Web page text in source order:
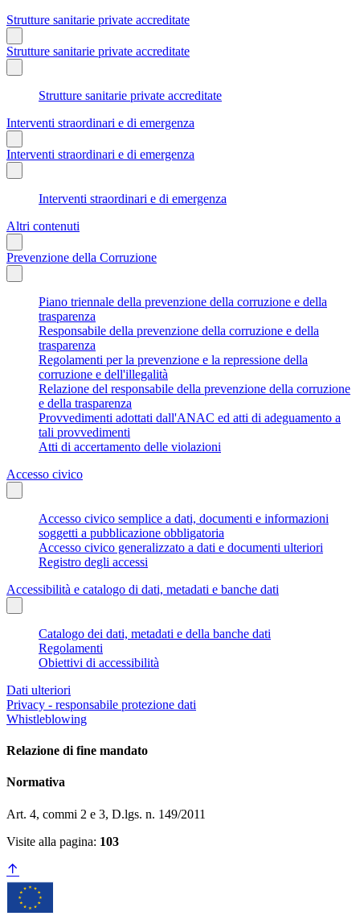
Strutture sanitarie private accreditate
Strutture sanitarie private accreditate
Strutture sanitarie private accreditate
Interventi straordinari e di emergenza
Interventi straordinari e di emergenza
Interventi straordinari e di emergenza
Altri contenuti
Prevenzione della Corruzione
Piano triennale della prevenzione della corruzione e della
trasparenza
Responsabile della prevenzione della corruzione e della
trasparenza
Regolamenti per la prevenzione e la repressione della
corruzione e dell'illegalità
Relazione del responsabile della prevenzione della corruzione
e della trasparenza
Provvedimenti adottati dall'ANAC ed atti di adeguamento a
tali provvedimenti
Atti di accertamento delle violazioni
Accesso civico
Accesso civico semplice a dati, documenti e informazioni
soggetti a pubblicazione obbligatoria
Accesso civico generalizzato a dati e documenti ulteriori
Registro degli accessi
Accessibilità e catalogo di dati, metadati e banche dati
Catalogo dei dati, metadati e della banche dati
Regolamenti
Obiettivi di accessibilità
Dati ulteriori
Privacy - responsabile protezione dati
Whistleblowing
Relazione di fine mandato
Normativa
Art. 4, commi 2 e 3, D.lgs. n. 149/2011
Visite alla pagina: 103